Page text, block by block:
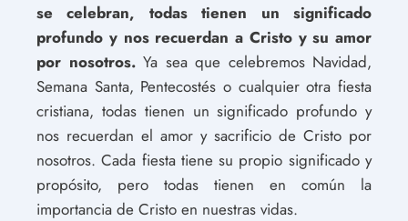
se celebran, todas tienen un significado
profundo y nos recuerdan a Cristo y su amor
por nosotros.Ya sea que celebremos Navidad,
Semana Santa, Pentecostés o cualquier otra fiesta
cristiana, todas tienen un significado profundo y
nos recuerdan el amor y sacrificio de Cristo por
nosotros. Cada fiesta tiene su propio significado y
propósito, pero todas tienen en común la
importancia de Cristo en nuestras vidas.